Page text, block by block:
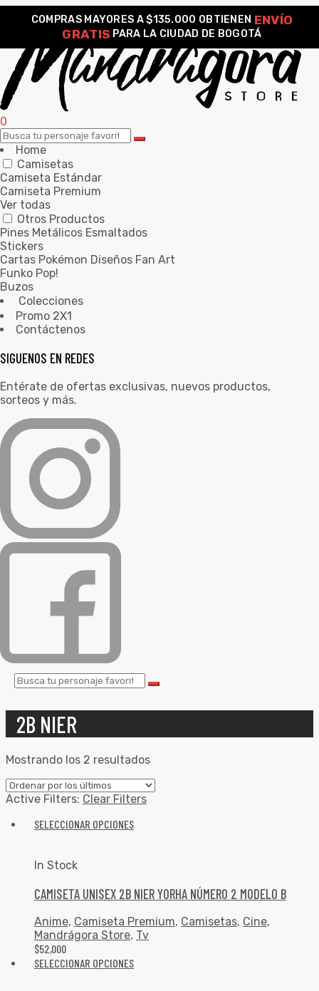
COMPRAS MAYORES A $135.000 OBTIENEN ENVÍO
GRATIS PARA LA CIUDAD DE BOGOTÁ
0
Home
Camisetas
Camiseta Estándar
Camiseta Premium
Ver todas
Otros Productos
Pines Metálicos Esmaltados
Stickers
Cartas Pokémon Diseños Fan Art
Funko Pop!
Buzos
Colecciones
Promo 2X1
Contáctenos
SIGUENOS EN REDES
Entérate de ofertas exclusivas, nuevos productos,
sorteos y más.
2B NIER
Mostrando los 2 resultados
Active Filters: Clear Filters
SELECCIONAR OPCIONES
In Stock
CAMISETA UNISEX 2B NIER YORHA NÚMERO 2 MODELO B
Anime, Camiseta Premium, Camisetas, Cine,
Mandrágora Store, Tv
$52,000
SELECCIONAR OPCIONES